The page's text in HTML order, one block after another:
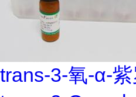
trans-3-氧-α-